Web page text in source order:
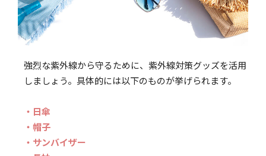
強烈な紫外線から守るために、紫外線対策グッズを活用
しましょう。具体的には以下のものが挙げられます。
・日傘
・帽子
・サンバイザー